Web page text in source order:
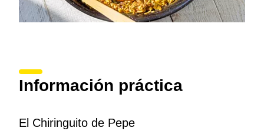
Información práctica
El Chiringuito de Pepe